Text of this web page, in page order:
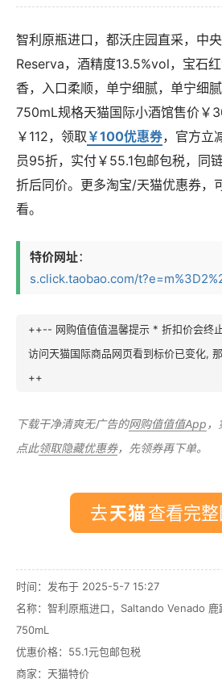
智利原瓶进口，都沃庄园直采，中
Reserva，酒精度13.5%vol，宝石
香，入口柔顺，单宁细腻，单宁细
750mL规格天猫国际小酒馆售价￥
￥112，领取￥100优惠券，官方立
员95折，实付￥55.1包邮包税， 同
折后同价。更多淘宝/天猫优惠券，
看。
特价网址：
s.click.taobao.com/
++-- 网购值值值温馨提示 * 折扣价会终
访问天猫国际商品网页看到标价已变化,
++
下载干净清爽无广告的网购值值值App ，
点此领取隐藏优惠券，先领券再下单。
去 查看完
时间：发布于 2025-5-7 15:27
名称： 智利原瓶进口，Saltando Venado 鹿
750mL
优惠价格： 55.1元包邮包税
商家： 天猫特价